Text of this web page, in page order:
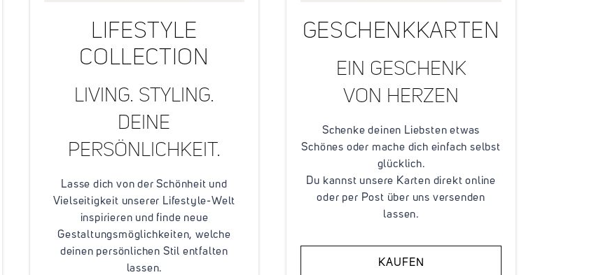
LIFESTYLE
COLLECTION
LIVING. STYLING.
DEINE
PERSÖNLICHKEIT.
Lasse dich von der Schönheit und
Vielseitigkeit unserer Lifestyle-Welt
inspirieren und finde neue
Gestaltungsmöglichkeiten, welche
deinen persönlichen Stil entfalten
lassen.
GESCHENKKARTEN
EIN GESCHENK
VON HERZEN
Schenke deinen Liebsten etwas
Schönes oder mache dich einfach selbst
glücklich.
Du kannst unsere Karten direkt online
oder per Post über uns versenden
lassen.
KAUFEN